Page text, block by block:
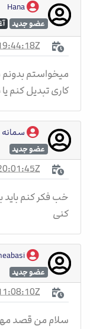
Hana
عضو جدید
میخواستم بدونم
کاری تبدیل کنم یا
سمانه
عضو جدید
خب فکر کنم
کنی
fatemeabasi
عضو جدید
سلام من قصد